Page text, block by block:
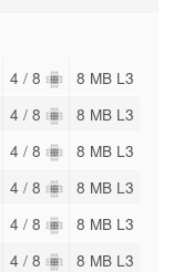
4 / 8 8 MB L3
4 / 8 8 MB L3
4 / 8 8 MB L3
4 / 8 8 MB L3
4 / 8 8 MB L3
4 / 8 8 MB L3